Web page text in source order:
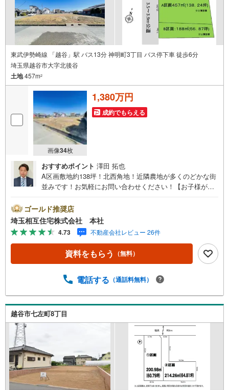
東武伊勢崎線 「越谷」駅 バス13分 神明町3丁目 バス停下車 徒歩6分
埼玉県越谷市大字北後谷
土地457m2
画像34枚
1,380万円
成約でもらえる
おすすめポイント 澤田 拓也
A区画敷地約138坪！北西角地！近隣農地が多くのどかな街
並みです！お気軽にお問い合わせください！【お子様がい
備、お子様連れでも落ち着いてご相談いただけます。チャ
イルドシートもご用意しております。【住宅ローンに強
い！本社直結の住宅ローン・契約サポート】本社在籍の専
門スタッフが、金融機関との調整から 審査のポイントまで
一貫してサポート。現在お借入れがある方、勤続年数が短
い方、自己資金に不安がある方も、まずはご相談くださ
のない進め方をご案内します。 初めての方も安心してご相
階から具体化までスムーズ】まだ迷っている段階でも問題
ありません。物件のご紹介だけでなく、資金計画、間取り
の考え方、建築の注意点、将来的な売却や住み替えの可能
性まで、一つひとつ整理しながらご案内します。
ゴールド推奨店
埼玉相互住宅株式会社 本社
4.73 不動産会社レビュー 26件
資料をもらう （無料）
電話する （通話料無料）
越谷市七左町8丁目